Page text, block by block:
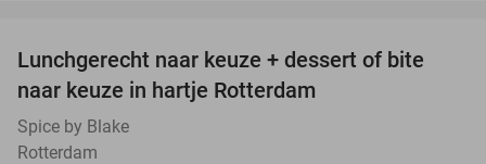
46%
Lunchgerecht naar keuze + dessert of bite
naar keuze in hartje Rotterdam
Spice by Blake
Rotterdam